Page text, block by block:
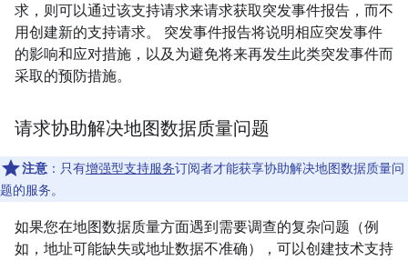
求，则可以通过该支持请求来请求获取突发事件报告，而不
用创建新的支持请求。 突发事件报告将说明相应突发事件
的影响和应对措施，以及为避免将来再发生此类突发事件而
采取的预防措施。
请求协助解决地图数据质量问题
注意 ：只有增强型支持服务订阅者才能获享协助解决地图数据质量问
题的服务。
如果您在地图数据质量方面遇到需要调查的复杂问题（例
如，地址可能缺失或地址数据不准确），可以创建技术支持